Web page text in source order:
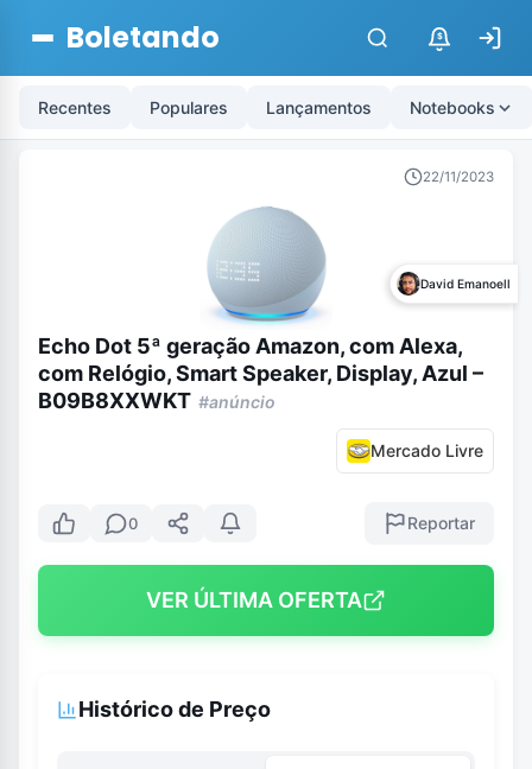
Boletando $
Recentes Populares Lançamentos Notebooks
22/11/2023
David Emanoell
Echo Dot 5ª geração Amazon, com Alexa,
com Relógio, Smart Speaker, Display, Azul –
B09B8XXWKT #anúncio
Mercado Livre
0 Reportar
VER ÚLTIMA OFERTA
Histórico de Preço